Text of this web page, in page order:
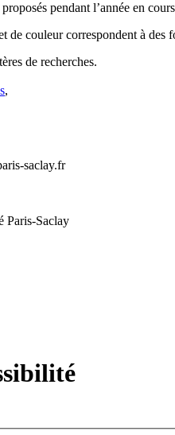
pendant l’année en
de couleurcorrespondent à des
de recherches.
,
saclay.fr
Paris-Saclay